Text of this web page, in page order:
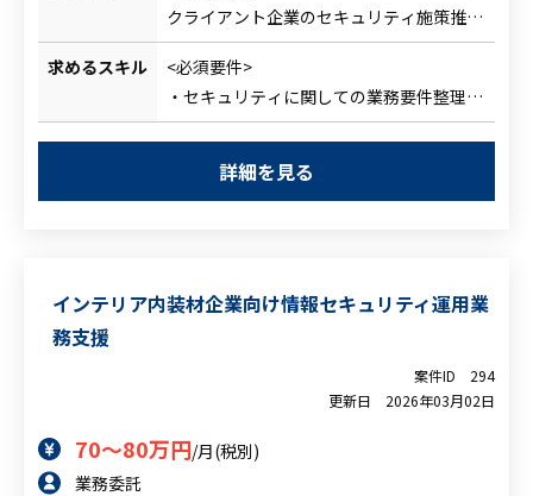
認証／評価制度の知見
・SOC/CSIRT 運用経験
・情報処理安全確保支援士、CISA、
CISM、CISSP などのセキュリティ資格
ツ製作経験（録画講義など）
クライアント企業のセキュリティ施策推進
支援をご担当頂きます。
セキュリティ担当者に伴走し、セキュリ
ティ課題を整理しつつ実行するための
セキュリティロードマップの策定サポート
や、各種セキュリティソリューションを
導入するにあたっての製品選定やPoCなど
求めるスキル
<必須要件>
・セキュリティに関しての業務要件整理
・セキュリティツールの選定、導入、運用
・ベンダー交渉
詳細を見る
インテリア内装材企業向け情報セキュリティ運用業
務支援
案件ID
294
更新日
2026年03月02日
70～80万円/月(税別)
業務委託